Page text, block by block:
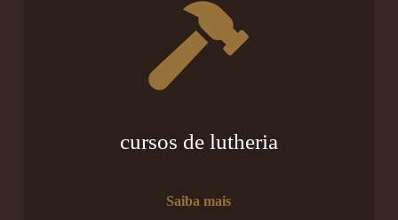
cursos de lutheria
Saiba mais